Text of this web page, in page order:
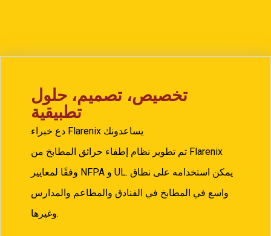
تخصيص، تصميم، حلول
تطبيقية
دع خبراء Flarenix يساعدونك
تم تطوير نظام إطفاء حرائق المطابخ من Flarenix
وفقًا لمعايير NFPA و UL. يمكن استخدامه على نطاق
واسع في المطابخ في الفنادق والمطاعم والمدارس
وغيرها.